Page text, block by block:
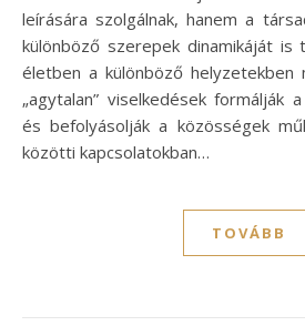
leírására szolgálnak, hanem a
különböző szerepek dinamikáját is
életben a különböző helyzetekben
„agytalan” viselkedések formálják
és befolyásolják a közösségek
közötti kapcsolatokban…
TOVÁBB